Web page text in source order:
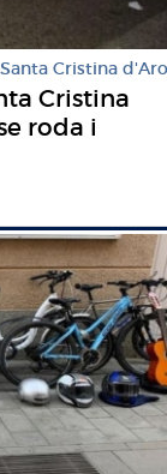
Santa Cristina d'Aro
Cristina
roda i